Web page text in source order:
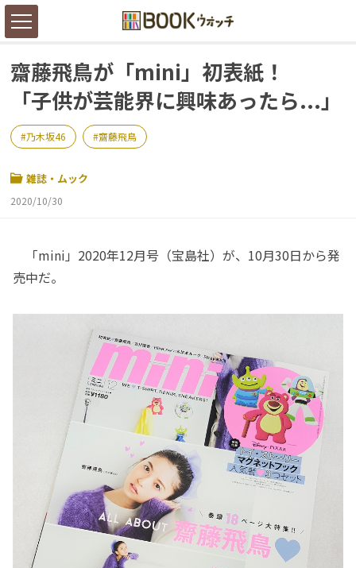
齋藤飛鳥が「mini」初表紙！
「子供が芸能界に興味あったら...」
乃木坂46 齋藤飛鳥
雑誌・ムック
2020/10/30
「mini」2020年12月号（宝島社）が、10月30日から発
売中だ。